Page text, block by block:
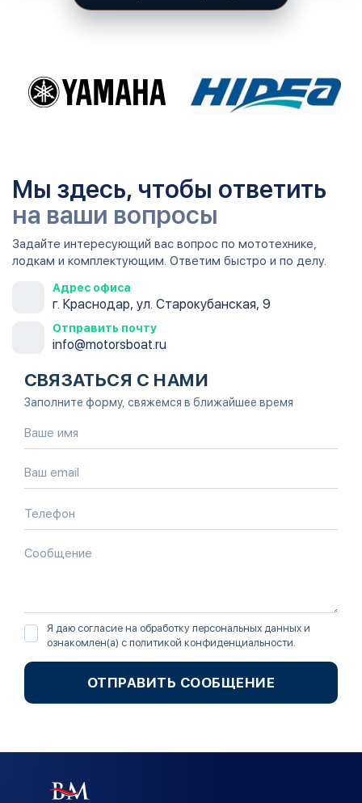
Мы здесь, чтобы ответить
на ваши вопросы
Задайте интересующий вас вопрос по мототехнике,
лодкам и комплектующим. Ответим быстро и по делу.
Адрес офиса
г. Краснодар, ул. Старокубанская, 9
Отправить почту
info@motorsboat.ru
СВЯЗАТЬСЯ С НАМИ
Заполните форму, свяжемся в ближайшее время
Я даю согласие на обработку персональных данных и
ознакомлен(а) с политикой конфиденциальности
ОТПРАВИТЬ СООБЩЕНИЕ